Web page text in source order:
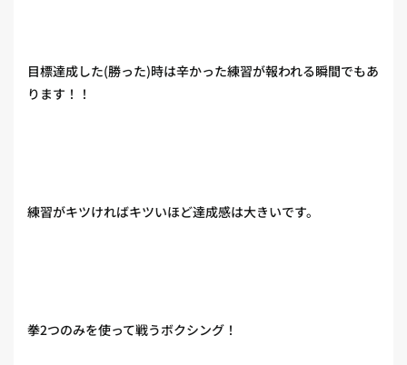
目標達成した(勝った)時は辛かった練習が報われる瞬間でもあ
ります！！
練習がキツければキツいほど達成感は大きいです。
拳2つのみを使って戦うボクシング！